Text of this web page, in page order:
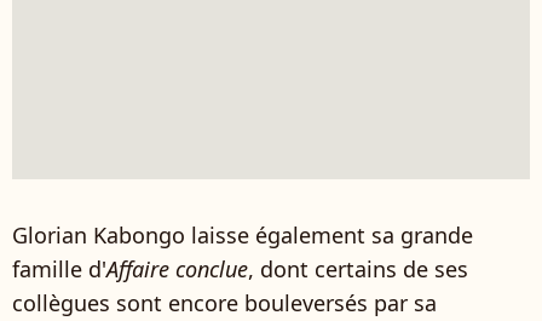
Glorian Kabongo laisse également sa grande
famille d'Affaire conclue, dont certains de ses
collègues sont encore bouleversés par sa